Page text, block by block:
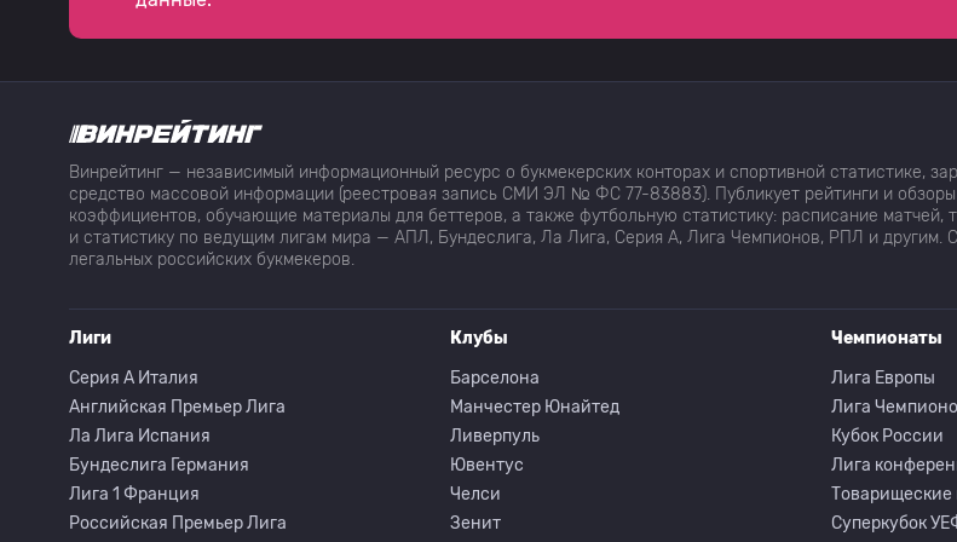
37 L. Lungu Сассуоло до 18 лет
39 Л. Ньярко Сассуоло до 18 лет
40 N. Ciacci
41
42 G. Fei Фиорентина до 18 лет
43 R. Gentile
Винрейтинг — независимый информационный ресурс о букмекерских конторах и спортивной статистике,
средство массовой информации (реестровая запись СМИ ЭЛ № ФС 77-83883). Публикует рейтинги и обзоры
коэффициентов, обучающие материалы для беттеров, а также футбольную статистику: расписание матчей,
и статистику по ведущим лигам мира — АПЛ, Бундеслига, Ла Лига, Серия А, Лига Чемпионов, РПЛ и другим.
легальных российских букмекеров.
Лиги
Серия A Италия
Английская Премьер Лига
Ла Лига Испания
Бундеслига Германия
Лига 1 Франция
Российская Премьер Лига
Клубы
Барселона
Манчестер Юнайтед
Ливерпуль
Ювентус
Челси
Зенит
Чемпионаты
Лига Европы
Лига
Кубок России
Лига
Товарищеские
Суперкубок